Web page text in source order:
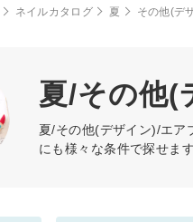
ネイルカタログ 夏 その他(デ
夏/その他(
夏/その他(デザイン)/エア
にも様々な条件で探せます